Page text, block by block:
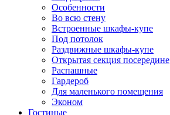
Особенности
Во всю стену
Встроенные шкафы-купе
Под потолок
Раздвижные шкафы-купе
Открытая секция посередине
Распашные
Гардероб
Для маленького помещения
Эконом
Гостиные